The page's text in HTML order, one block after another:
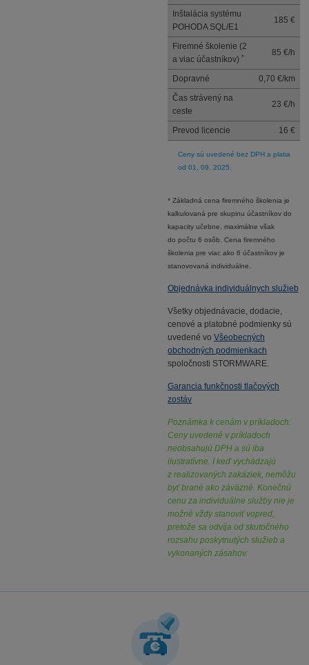
Inštalácia systému
POHODA SQL/E1
185 €
Firemné školenie (2
a viac účastníkov) * 85 €/h
Dopravné
0,70 €/km
Čas strávený na
ceste
23 €/h
Prevod licencie 16 €
Ceny sú uvedené bez DPH a platia
od 01. 09. 2025.
* Základná cena firemného školenia je
kalkulovaná pre skupinu účastníkov do
kapacity učebne, maximálne však
do počtu 6 osôb. Cena firemného
školenia pre viac ako 6 účastníkov je
stanovovaná individuálne.
Objednávka individuálnych služieb
Všetky objednávacie, dodacie,
cenové a platobné podmienky sú
uvedené vo Všeobecných
obchodných podmienkach
spoločnosti STORMWARE.
Garancia funkčnosti tlačových
zostáv
Poznámka k cenám v príkladoch:
Ceny uvedené v príkladoch
neobsahujú DPH a sú iba
ilustratívne. I keď vychádzajú
z realizovaných zakáziek, nemôžu
byť brané ako záväzné. Konečnú
cenu za individuálne služby nie je
možné vždy stanoviť vopred,
pretože sa odvíja od skutočného
rozsahu poskytnutých služieb a
vykonaných zásahov.